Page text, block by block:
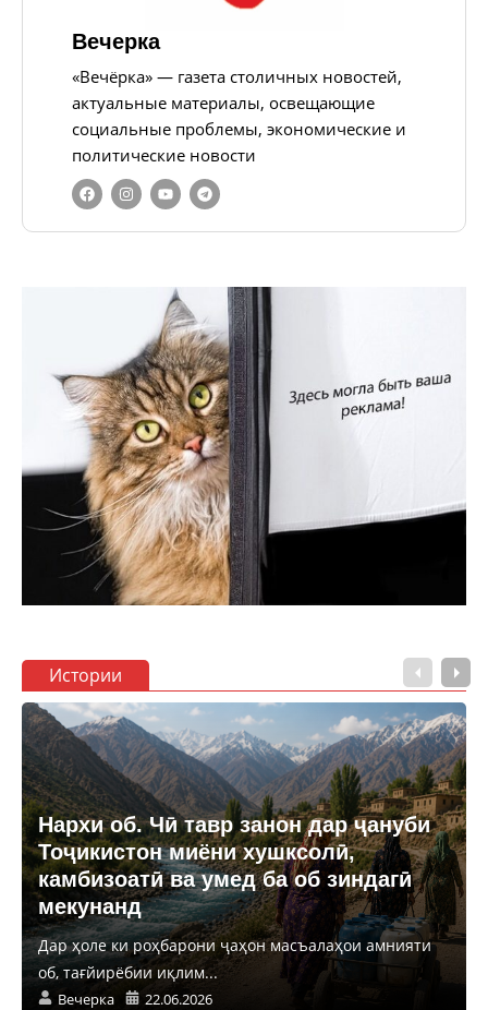
Вечерка
«Вечёрка» — газета столичных новостей,
актуальные материалы, освещающие
социальные проблемы, экономические и
политические новости
Истории
Нархи об. Чӣ тавр занон дар ҷануби
Тоҷикистон миёни хушксолӣ,
камбизоатӣ ва умед ба об зиндагӣ
мекунанд
Дар ҳоле ки роҳбарони ҷаҳон масъалаҳои амнияти
об, тағйирёбии иқлим...
Вечерка 22.06.2026